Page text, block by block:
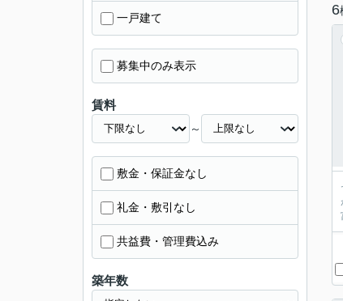
6
一戸建て
募集中のみ表示
賃料
～
敷金・保証金なし
礼金・敷引なし
共益費・管理費込み
築年数